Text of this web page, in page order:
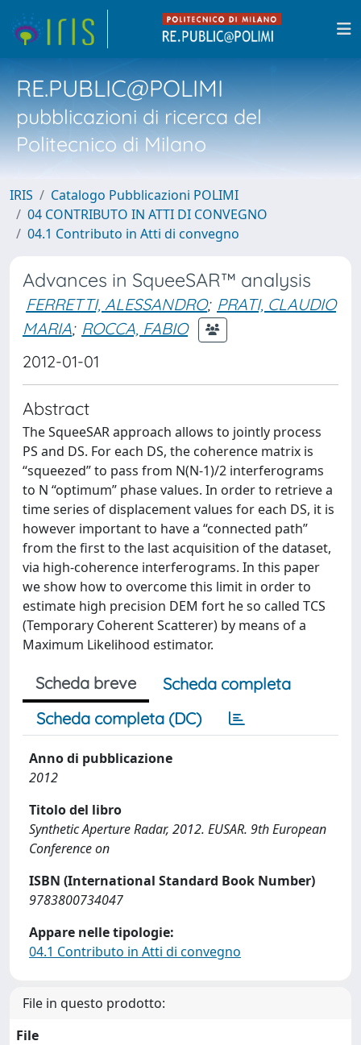
RE.PUBLIC@POLIMI
pubblicazioni di ricerca del
Politecnico di Milano
IRIS
Catalogo Pubblicazioni POLIMI
04 CONTRIBUTO IN ATTI DI CONVEGNO
04.1 Contributo in Atti di convegno
Advances in SqueeSAR™ analysis
FERRETTI, ALESSANDRO; PRATI, CLAUDIO
MARIA; ROCCA, FABIO
2012-01-01
Abstract
The SqueeSAR approach allows to jointly process
PS and DS. For each DS, the coherence matrix is
“squeezed” to pass from N(N-1)/2 interferograms
to N “optimum” phase values. In order to retrieve a
time series of displacement values for each DS, it is
however important to have a “connected path”
from the first to the last acquisition of the dataset,
via high-coherence interferograms. In this paper
we show how to overcome this limit in order to
estimate high precision DEM fort he so called TCS
(Temporary Coherent Scatterer) by means of a
Maximum Likelihood estimator.
Scheda breve
Scheda completa
Scheda completa (DC)
Anno di pubblicazione
2012
Titolo del libro
Synthetic Aperture Radar, 2012. EUSAR. 9th European
Conference on
ISBN (International Standard Book Number)
9783800734047
Appare nelle tipologie:
04.1 Contributo in Atti di convegno
File in questo prodotto:
File